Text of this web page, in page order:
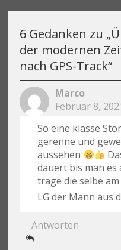
6 Gedanken zu „
der modernen
nach GPS-Track“
Marco
Februar 8,
So eine klasse
gerenne und
aussehen
dauert bis man es
trage die selbe
LG der Mann aus
Antworten